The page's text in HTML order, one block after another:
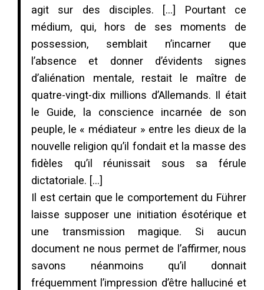
agit sur des disciples. […] Pourtant ce
médium, qui, hors de ses moments de
possession, semblait n’incarner que
l’absence et donner d’évidents signes
d’aliénation mentale, restait le maître de
quatre-vingt-dix millions d’Allemands. Il était
le Guide, la conscience incarnée de son
peuple, le « médiateur » entre les dieux de la
nouvelle religion qu’il fondait et la masse des
fidèles qu’il réunissait sous sa férule
dictatoriale. […]
Il est certain que le comportement du Führer
laisse supposer une initiation ésotérique et
une transmission magique. Si aucun
document ne nous permet de l’affirmer, nous
savons néanmoins qu’il donnait
fréquemment l’impression d’être halluciné et